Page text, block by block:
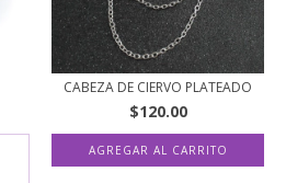
CABEZA DE CIERVO PLATEADO
$120.00